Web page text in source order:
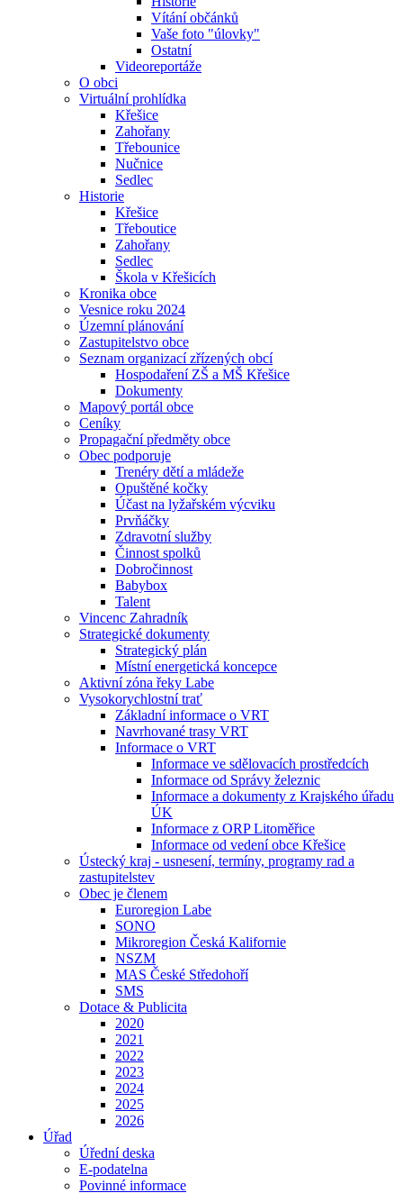
Vítání občánků
Vaše foto "úlovky"
Ostatní
Videoreportáže
O obci
Virtuální prohlídka
Křešice
Zahořany
Třebounice
Nučnice
Sedlec
Historie
Křešice
Třeboutice
Zahořany
Sedlec
Škola v Křešicích
Kronika obce
Vesnice roku 2024
Územní plánování
Zastupitelstvo obce
Seznam organizací zřízených obcí
Hospodaření ZŠ a MŠ Křešice
Dokumenty
Mapový portál obce
Ceníky
Propagační předměty obce
Obec podporuje
Trenéry dětí a mládeže
Opuštěné kočky
Účast na lyžařském výcviku
Prvňáčky
Zdravotní služby
Činnost spolků
Dobročinnost
Babybox
Talent
Vincenc Zahradník
Strategické dokumenty
Strategický plán
Místní energetická koncepce
Aktivní zóna řeky Labe
Vysokorychlostní trať
Základní informace o VRT
Navrhované trasy VRT
Informace o VRT
Informace ve sdělovacích prostředcích
Informace od Správy železnic
Informace a dokumenty z Krajského úřadu
ÚK
Informace z ORP Litoměřice
Informace od vedení obce Křešice
Ústecký kraj - usnesení, termíny, programy rad a
zastupitelstev
Obec je členem
Euroregion Labe
SONO
Mikroregion Česká Kalifornie
NSZM
MAS České Středohoří
SMS
Dotace & Publicita
2020
2021
2022
2023
2024
2025
2026
Úřad
Úřední deska
E-podatelna
Povinné informace